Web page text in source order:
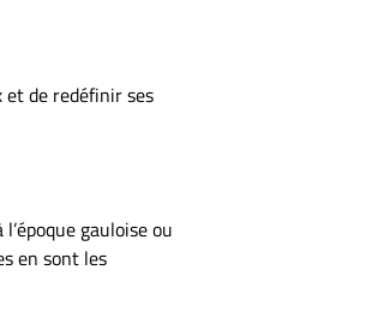
et de redéfinir ses
gauloise ou
en sont les